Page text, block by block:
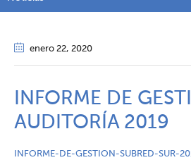
enero 22, 2020
INFORME DE
AUDITORÍA 2019
INFORME-DE-GESTION-SUBRED-SUR-